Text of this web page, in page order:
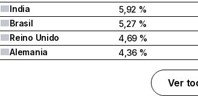
India
5,92 %
Brasil
5,27 %
Reino Unido
4,69 %
Alemania
4,36 %
Ver